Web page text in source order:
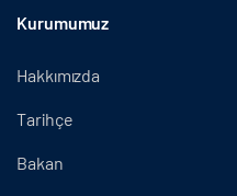
Kurumumuz
Hakkımızda
Tarihçe
Bakan